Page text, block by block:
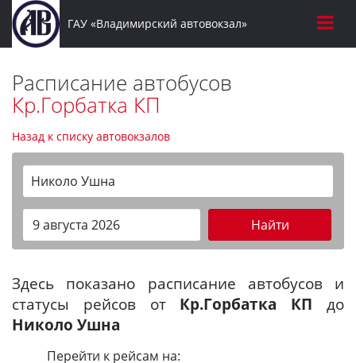
ГАУ «Владимирский автовокзал»
Расписание автобусов
Кр.Горбатка КП
Назад к списку автовокзалов
Николо Ушна
Найти
Здесь показано расписание автобусов и
статусы рейсов от Кр.Горбатка КП до
Николо Ушна
Перейти к рейсам на: